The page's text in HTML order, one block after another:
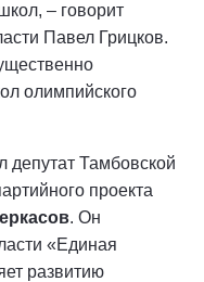
– говорит
Павел Грицков.
олимпийского
депутат Тамбовской
проекта
. Он
«Единая
развитию